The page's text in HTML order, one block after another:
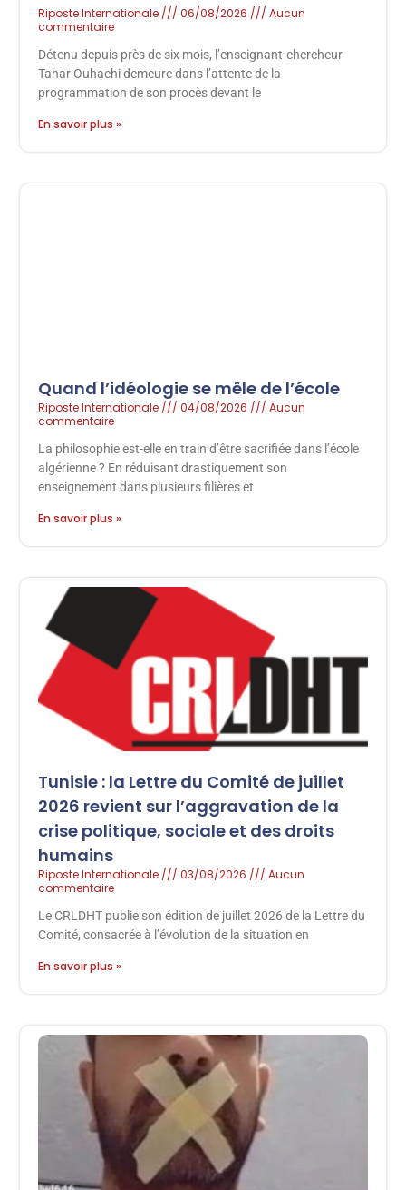
Riposte Internationale 06/08/2026
Aucun
commentaire
Détenu depuis près de six mois, l’enseignant-chercheur
Tahar Ouhachi demeure dans l’attente de la
programmation de son procès devant le
En savoir plus »
Quand l’idéologie se mêle de l’école
Riposte Internationale 04/08/2026
Aucun
commentaire
La philosophie est-elle en train d’être sacrifiée dans l’école
algérienne ? En réduisant drastiquement son
enseignement dans plusieurs filières et
En savoir plus »
Tunisie : la Lettre du Comité de juillet
2026 revient sur l’aggravation de la
crise politique, sociale et des droits
humains
Riposte Internationale 03/08/2026
Aucun
commentaire
Le CRLDHT publie son édition de juillet 2026 de la Lettre du
Comité, consacrée à l’évolution de la situation en
En savoir plus »